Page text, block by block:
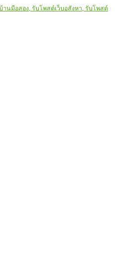
นมือสอง, รับโพสต์เว็บอสังหา, รับโพสต์